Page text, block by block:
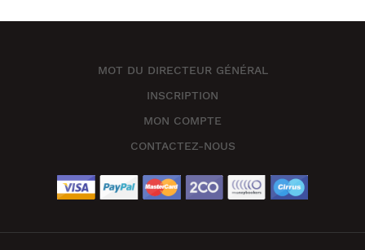
MOT DU DIRECTEUR GÉNÉRAL
INSCRIPTION
MON COMPTE
CONTACTEZ-NOUS